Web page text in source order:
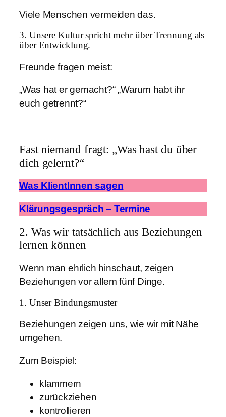
Viele Menschen vermeiden das.
3. Unsere Kultur spricht mehr über Trennung als
über Entwicklung.
Freunde fragen meist:
„Was hat er gemacht?“ „Warum habt ihr
euch getrennt?“
Fast niemand fragt: „Was hast du über
dich gelernt?“
Was KlientInnen sagen
Klärungsgespräch – Termine
2. Was wir tatsächlich aus Beziehungen
lernen können
Wenn man ehrlich hinschaut, zeigen
Beziehungen vor allem fünf Dinge.
1. Unser Bindungsmuster
Beziehungen zeigen uns, wie wir mit Nähe
umgehen.
Zum Beispiel:
klammern
zurückziehen
kontrollieren